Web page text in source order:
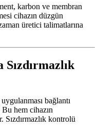
karbon ve membran
cihazın düzgün
üretici talimatlarına
bağlantı
hem cihazın
Sızdırmazlık kontrolü